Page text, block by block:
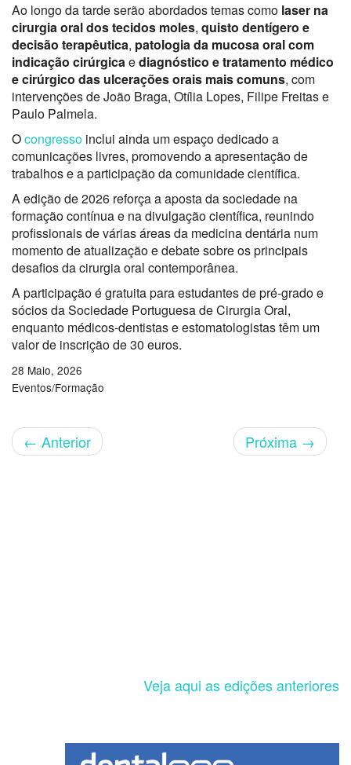
Ao longo da tarde serão abordados temas como laser na
cirurgia oral dos tecidos moles, quisto dentígero e
decisão terapêutica, patologia da mucosa oral com
indicação cirúrgicaediagnóstico e tratamento médico
e cirúrgico das ulcerações orais mais comuns, com
intervenções deJoão Braga, Otília Lopes, Filipe Freitase
Paulo Palmela.
Ocongresso inclui ainda um espaço dedicado a
comunicações livres, promovendo a apresentação de
trabalhos e a participação da comunidade científica.
A edição de 2026 reforça a aposta da sociedade na
formação contínua e na divulgação científica, reunindo
profissionais de várias áreas da medicina dentária num
momento de atualização e debate sobre os principais
desafios da cirurgia oral contemporânea.
A participação é gratuita para estudantes de pré-grado e
sócios da Sociedade Portuguesa de Cirurgia Oral,
enquanto médicos-dentistas e estomatologistas têm um
valor de inscrição de 30 euros.
28 Maio, 2026
Eventos/Formação
← Anterior Próxima →
Veja aqui as edições anteriores